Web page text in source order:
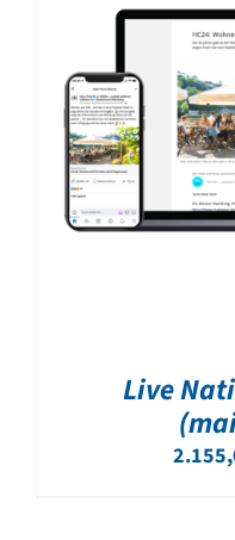
Live